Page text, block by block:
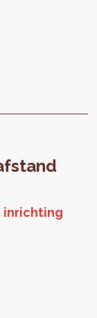
inrichting